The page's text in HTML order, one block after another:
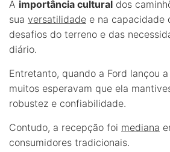
A importância cultural dos
sua versatilidade e na capacidade
desafios do terreno e das
diário.
Entretanto, quando a Ford lançou
muitos esperavam que ela
robustez e confiabilidade.
Contudo, a recepção foi mediana
consumidores tradicionais.